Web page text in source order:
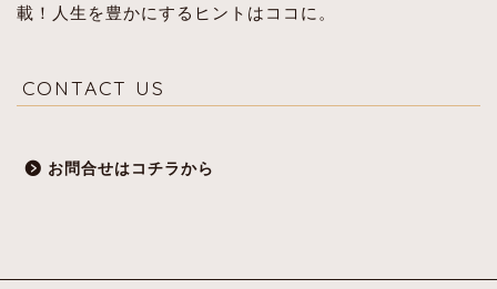
載！人生を豊かにするヒントはココに。
CONTACT US
お問合せはコチラから